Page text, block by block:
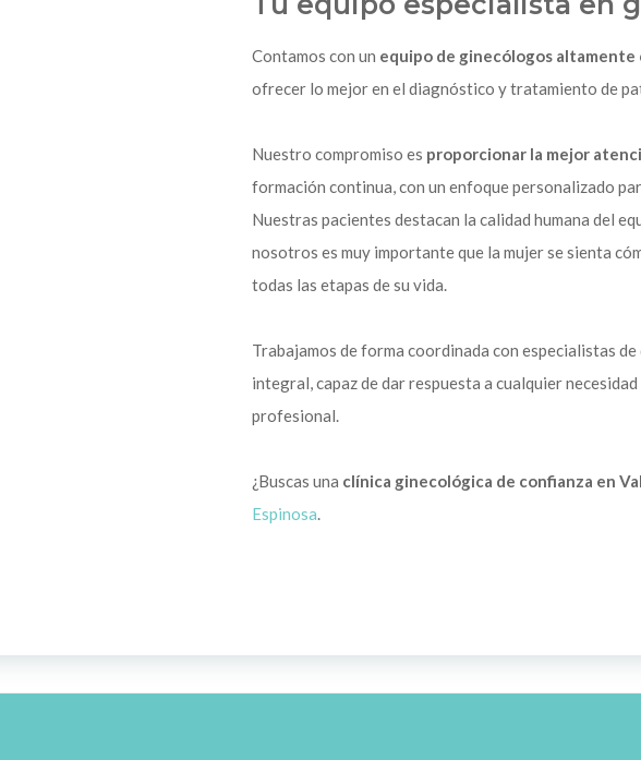
Contamos con un equipo de ginecólogos altamente
ofrecer lo mejor en el diagnóstico y tratamiento de
Nuestro compromiso es proporcionar la mejor
formación continua, con un enfoque personalizado
Nuestras pacientes destacan la calidad humana del
nosotros es muy importante que la mujer se sienta
todas las etapas de su vida.
Trabajamos de forma coordinada con especialistas
integral, capaz de dar respuesta a cualquier
profesional.
¿Buscas una clínica ginecológica de confianza en
Espinosa.